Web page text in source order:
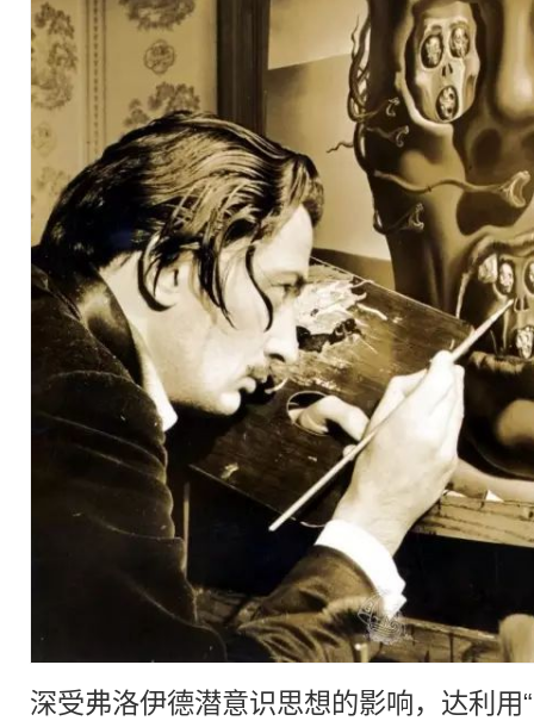
深受弗洛伊德潜意识思想的影响，达利用